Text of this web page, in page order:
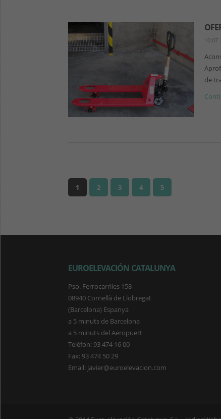
10:07
de
1 2 3 4 5
EUROELEVACIÓN CATALUNYA
Pso. Ferrocarriles 158
08940 Cornellà de Llobregat
(Barcelona) Espanya
a 5 minuts de Barcelona
a 5 minuts del Aeropuert
Telèfon: 93 474 16 00
Fax: 93 474 50 29
Email: javier@euroelevacion.com